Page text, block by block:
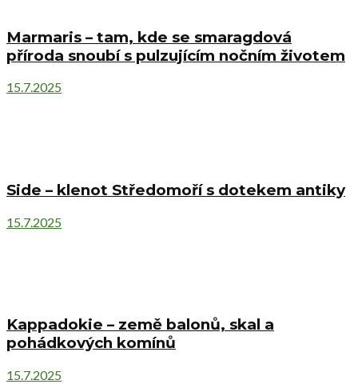
Marmaris – tam, kde se smaragdová
příroda snoubí s pulzujícím nočním životem
15.7.2025
Side – klenot Středomoří s dotekem antiky
15.7.2025
Kappadokie – země balonů, skal a
pohádkových komínů
15.7.2025